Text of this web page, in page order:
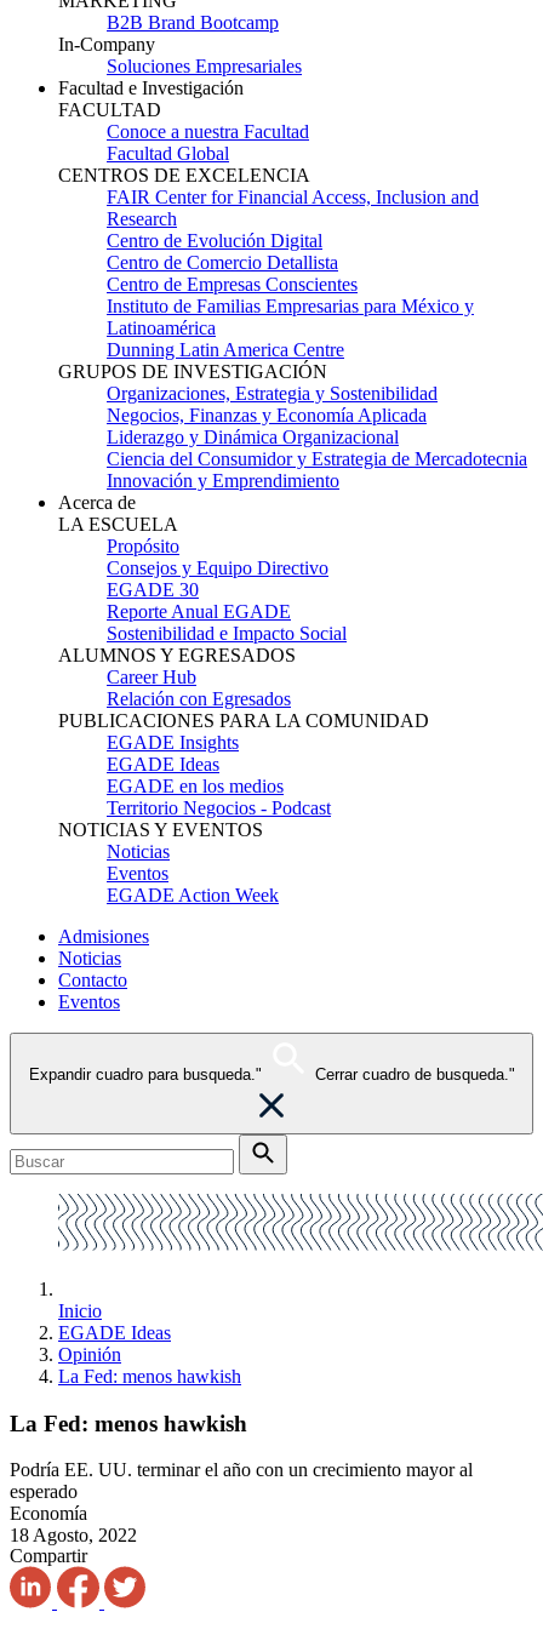
B2B Brand Bootcamp
In-Company
Soluciones Empresariales
Facultad e Investigación
FACULTAD
Conoce a nuestra Facultad
Facultad Global
CENTROS DE EXCELENCIA
FAIR Center for Financial Access, Inclusion and
Research
Centro de Evolución Digital
Centro de Comercio Detallista
Centro de Empresas Conscientes
Instituto de Familias Empresarias para México y
Latinoamérica
Dunning Latin America Centre
GRUPOS DE INVESTIGACIÓN
Organizaciones, Estrategia y Sostenibilidad
Negocios, Finanzas y Economía Aplicada
Liderazgo y Dinámica Organizacional
Ciencia del Consumidor y Estrategia de Mercadotecnia
Innovación y Emprendimiento
Acerca de
LA ESCUELA
Propósito
Consejos y Equipo Directivo
EGADE 30
Reporte Anual EGADE
Sostenibilidad e Impacto Social
ALUMNOS Y EGRESADOS
Career Hub
Relación con Egresados
PUBLICACIONES PARA LA COMUNIDAD
EGADE Insights
EGADE Ideas
EGADE en los medios
Territorio Negocios - Podcast
NOTICIAS Y EVENTOS
Noticias
Eventos
EGADE Action Week
Admisiones
Noticias
Contacto
Eventos
Expandir cuadro para busqueda." Cerrar cuadro de busqueda."
Inicio
EGADE Ideas
Opinión
La Fed: menos hawkish
La Fed: menos hawkish
Podría EE. UU. terminar el año con un crecimiento mayor al
esperado
Economía
18 Agosto, 2022
Compartir